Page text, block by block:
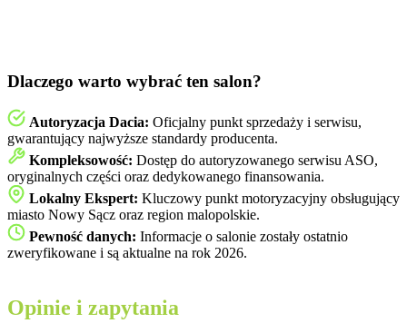
Dlaczego warto wybrać ten salon?
Autoryzacja Dacia: Oficjalny punkt sprzedaży i serwisu,
gwarantujący najwyższe standardy producenta.
Kompleksowość: Dostęp do autoryzowanego serwisu ASO,
oryginalnych części oraz dedykowanego finansowania.
Lokalny Ekspert: Kluczowy punkt motoryzacyjny obsługujący
miasto Nowy Sącz oraz region malopolskie.
Pewność danych: Informacje o salonie zostały ostatnio
zweryfikowane i są aktualne na rok 2026.
Opinie i zapytania